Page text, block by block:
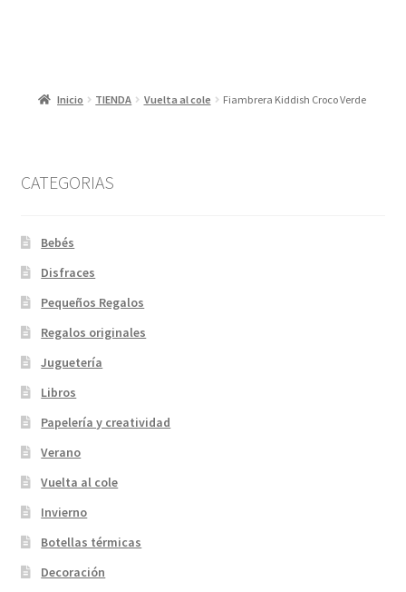
Inicio TIENDA Vuelta al cole Fiambrera Kiddish Croco Verde
CATEGORIAS
Bebés
Disfraces
Pequeños Regalos
Regalos originales
Juguetería
Libros
Papelería y creatividad
Verano
Vuelta al cole
Invierno
Botellas térmicas
Decoración